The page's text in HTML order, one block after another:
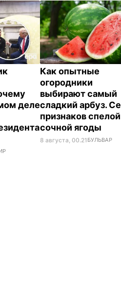
деле
Как опытные
огородники
выбирают самый
сладкий арбуз.
признаков
сочной ягоды
8 августа, 00.21 БУЛЬВАР